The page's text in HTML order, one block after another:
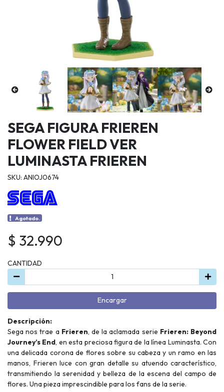
SEGA FIGURA FRIEREN
FLOWER FIELD VER
LUMINASTA FRIEREN
SKU: ANIOJ0674
Agotado.
$ 32.990
CANTIDAD
Encargar
Descripción:
Sega nos trae a Frieren, de la aclamada serie Frieren: Beyond
Journey’s End, en esta preciosa figura de la línea Luminasta. Con
una delicada corona de flores sobre su cabeza y un ramo en las
manos, Frieren luce con gran detalle su atuendo característico,
transmitiendo la serenidad y belleza de la escena del campo de
flores. Una pieza imprescindible para los fans de la serie.